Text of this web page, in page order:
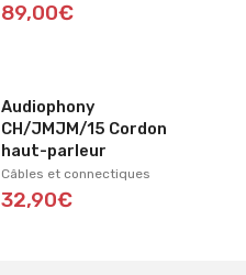
89,00€
Audiophony
CH/JMJM/15 Cordon
haut-parleur
Câbles et connectiques
32,90€